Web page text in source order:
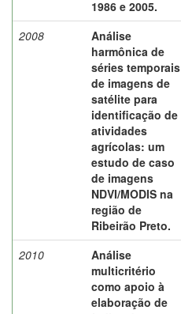
1986 e 2005.
2008
Análise
harmônica de
séries temporais
de imagens de
satélite para
identificação de
atividades
agrícolas: um
estudo de caso
de imagens
NDVI/MODIS na
região de
Ribeirão Preto.
2010
Análise
multicritério
como apoio à
elaboração de